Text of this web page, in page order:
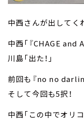
中西さんが出してく
中西「『CHAGE and
川島「出た！」
前回も『no no
そして今回も5択！
中西「この中でオリ